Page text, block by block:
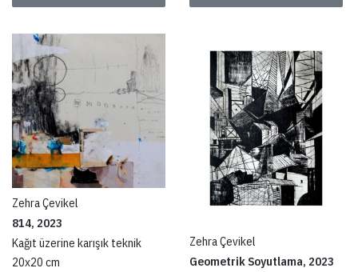
Zehra Çevikel
814, 2023
Kağıt üzerine karışık teknik
20x20 cm
Zehra Çevikel
Geometrik Soyutlama, 2023